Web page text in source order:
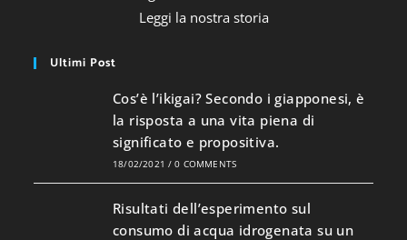
Leggi la nostra storia
Ultimi Post
Cos’è l’ikigai? Secondo i giapponesi, è
la risposta a una vita piena di
significato e propositiva.
18/02/2021 / 0 COMMENTS
Risultati dell’esperimento sul
consumo di acqua idrogenata su un